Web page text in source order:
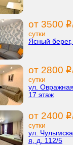
от 3500 i
сутки
Ясный
от 2800 i
сутки
ул.
17 этаж
от 2400 i
сутки
ул.
я, д. 112/5